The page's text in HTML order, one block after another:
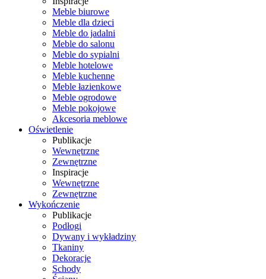
Meble biurowe
Meble dla dzieci
Meble do jadalni
Meble do salonu
Meble do sypialni
Meble hotelowe
Meble kuchenne
Meble łazienkowe
Meble ogrodowe
Meble pokojowe
Akcesoria meblowe
Oświetlenie
Publikacje
Wewnętrzne
Zewnętrzne
Inspiracje
Wewnętrzne
Zewnętrzne
Wykończenie
Publikacje
Podłogi
Dywany i wykładziny
Tkaniny
Dekoracje
Schody